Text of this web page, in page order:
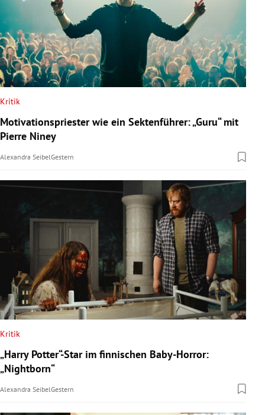
Kritik
Motivationspriester wie ein Sektenführer: „Guru“ mit
Pierre Niney
Alexandra SeibelGestern
Kritik
„Harry Potter“-Star im finnischen Baby-Horror:
„Nightborn“
Alexandra SeibelGestern